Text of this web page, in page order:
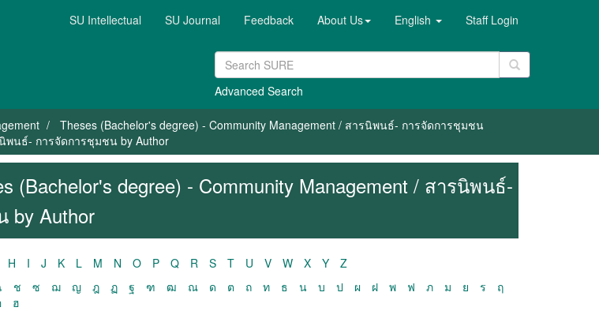
SU Intellectual SU Journal Feedback About Us English Staff Login
Advanced Search
Theses (Bachelor's degree) - Community Management / สารนิพนธ์- การจัดการชุมชน
พนธ์- การจัดการชุมชน by Author
(Bachelor's degree) - Community Management / สารนิพนธ์-
by Author
H I J K L M N O P Q R S T U V W X Y
Z
ช ซ ฌ ญ ฎ ฏ ฐ ฑ ฒ ณ ด ต ถ ท ธ น บ ป ผ ฝ พ ฟ ภ ม ย ร
ฤ
ฮ